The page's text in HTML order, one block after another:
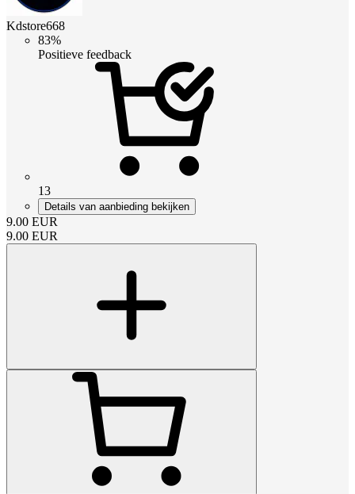
Kdstore668
83%
Positieve feedback
13
Details van aanbieding bekijken
9.00 EUR
9.00 EUR